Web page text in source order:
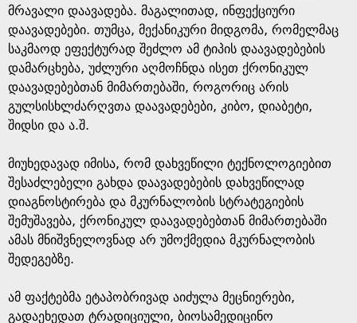
მრავალი დაავადება. მაგალითად, ინფექციური
დაავადებები. თუმცა, მექანიკური მიდგომა, რომელმაც
საკმაოდ ეფექტურად შეძლო ამ ტიპის დაავადებების
დამარცხება, უძლური აღმოჩნდა ისეთ ქრონიკულ
დაავადებებთან მიმართებაში, როგორიც არის
გულსისხლძარღვთა დაავადებები, კიბო, დიაბეტი,
შიდსი და ა.შ.
მიუხედავად იმისა, რომ დახვეწილი ტექნოლოგიებით
შესაძლებელი გახდა დაავადებების დახვეწილად
დიაგნოსტირება და მკურნალობის სტრატეგიების
შემუშავება, ქრონიკულ დაავადებებთან მიმართებაში
ამას მნიშვნელოვნად არ უმოქმედია მკურნალობის
შედეგებზე.
ამ ფაქტებმა ეტაპობრივად აიძულა მეცნიერები,
გადაეხედათ ტრადიციული, ბიოსამედიცინო